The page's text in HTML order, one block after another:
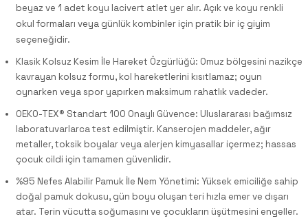
beyaz ve 1 adet koyu lacivert atlet yer alır. Açık ve koyu renkli
okul formaları veya günlük kombinler için pratik bir iç giyim
seçeneğidir.
Klasik Kolsuz Kesim İle Hareket Özgürlüğü: Omuz bölgesini nazikçe
kavrayan kolsuz formu, kol hareketlerini kısıtlamaz; oyun
oynarken veya spor yapırken maksimum rahatlık vadeder.
OEKO-TEX® Standart 100 Onaylı Güvence: Uluslararası bağımsız
laboratuvarlarca test edilmiştir. Kanserojen maddeler, ağır
metaller, toksik boyalar veya alerjen kimyasallar içermez; hassas
çocuk cildi için tamamen güvenlidir.
%95 Nefes Alabilir Pamuk İle Nem Yönetimi: Yüksek emiciliğe sahip
doğal pamuk dokusu, gün boyu oluşan teri hızla emer ve dışarı
atar. Terin vücutta soğumasını ve çocukların üşütmesini engeller.